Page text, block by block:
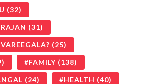
(32)
(31)
(25)
FAMILY (138)
(24) HEALTH (40)